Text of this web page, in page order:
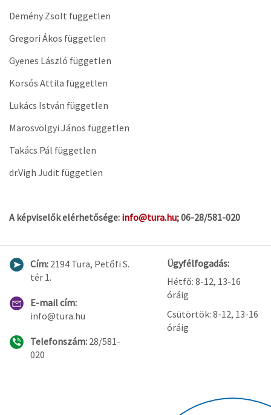
Demény Zsolt független
Gregori Ákos független
Gyenes László független
Korsós Attila független
Lukács István független
Marosvölgyi János független
Takács Pál független
dr.Vigh Judit független
A képviselők elérhetősége: info@tura.hu; 06-28/581-020
Cím: 2194 Tura, Petőfi S.
tér 1.
E-mail cím:
info@tura.hu
Telefonszám: 28/581-
020
Ügyfélfogadás:
Hétfő: 8-12, 13-16
óráig
Csütörtök: 8-12, 13-16
óráig